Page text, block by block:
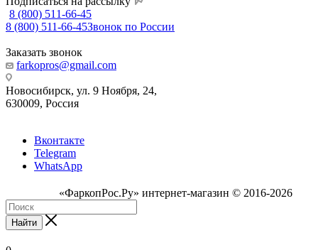
8 (800) 511-66-45
8 (800) 511-66-45Звонок по России
Заказать звонок
farkopros@gmail.com
Новосибирск, ул. 9 Ноября, 24,
630009, Россия
Вконтакте
Telegram
WhatsApp
«ФаркопРос.Ру» интернет-магазин © 2016-2026
Найти